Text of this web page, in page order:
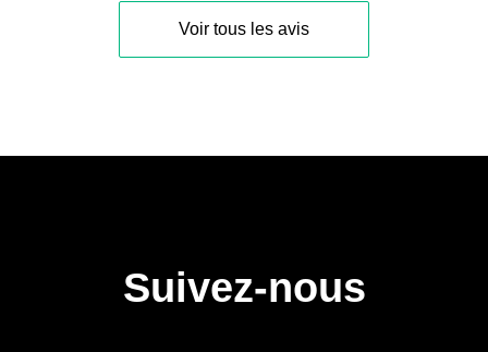
Voir tous les avis
Suivez-nous